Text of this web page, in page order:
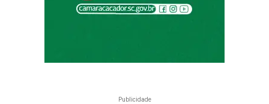
Publicidade